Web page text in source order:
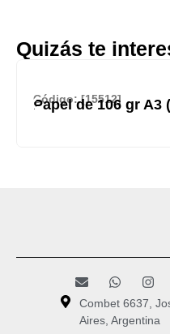
Quizás te
Código: [15512]
Papel de 106 gr A3
Combet 6637,
Aires, Argentina